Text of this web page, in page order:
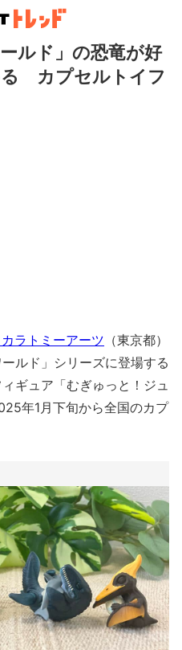
ルド」の恐竜が好
る カプセルトイフ
カラトミーアーツ （東京都）
ルド」シリーズに登場する
ギュア「むぎゅっと！ジュ
年1月下旬から全国のカプ